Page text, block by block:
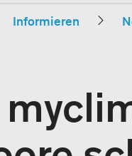
Informieren